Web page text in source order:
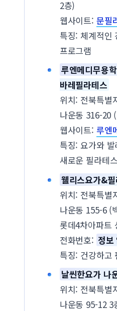
2층)
웹사이트: 문필
특징: 체계적인
프로그램
루엔메디무용
바레필라테스
위치: 전북특별
나운동 316-20
웹사이트: 루엔
특징: 요가와
새로운 필라테스
웰리스요가&
위치: 전북특별
나운동 155-6 (
롯데4차아파트
전화번호: 정보
특징: 건강하고
날씬한요가 나
위치: 전북특별
나운동 95-12